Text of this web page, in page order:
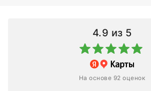
4.9 из 5
На основе 92 оценок